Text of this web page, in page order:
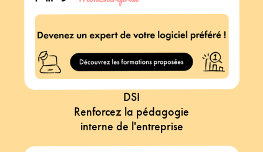
DSI
Renforcez la pédagogie
interne de l'entreprise